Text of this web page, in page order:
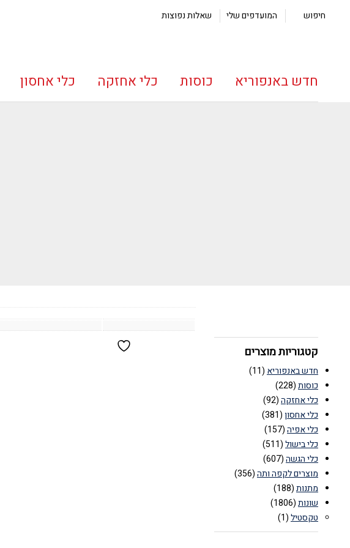
חיפוש המועדפים שלי שאלות נפוצות
חדש באנפוריא כוסות כלי אחזקה כלי אחסון
קטגוריות מוצרים
חדש באנפוריא (11)
כוסות(228)
כלי אחזקה(92)
כלי אחסון(381)
כלי אפיה(157)
כלי בישול(511)
כלי הגשה(607)
מוצרים לקפה ותה(356)
מתנות(188)
שונות(1806)
טקסטיל(1)